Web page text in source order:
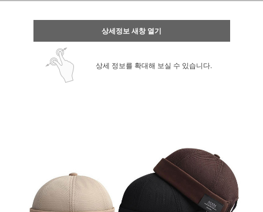
상세정보 새창 열기
상세 정보를 확대해 보실 수 있습니다.